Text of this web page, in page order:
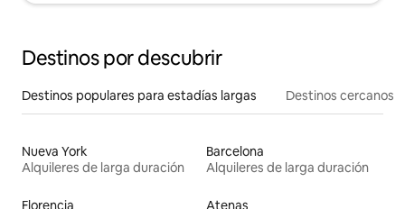
Destinos por descubrir
Destinos populares para estadías largas Destinos cercanos
Nueva York
Alquileres de larga duración
Barcelona
Alquileres de larga duración
Florencia Atenas